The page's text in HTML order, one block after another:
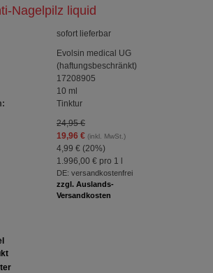
Nagelpilz liquid
sofort lieferbar
Evolsin medical UG
(haftungsbeschränkt)
17208905
10 ml
Tinktur
24,95 €
19,96 €(inkl. MwSt.)
4,99 € (20%)
1.996,00 €pro 1 l
DE: versandkostenfrei
zzgl. Auslands-
Versandkosten